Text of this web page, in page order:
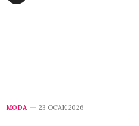
MODA 23 OCAK 2026